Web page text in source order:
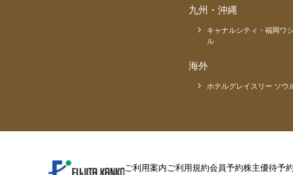
九州・沖縄
キャナルシティ・福岡ワ
ル
海外
ホテルグレイスリー ソウ
ご利用案内ご利用規約会員予約株主優待予約